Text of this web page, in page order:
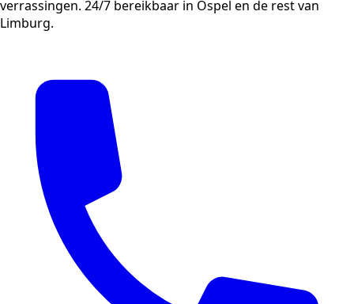
verrassingen. 24/7 bereikbaar in Ospel en de rest van
Limburg.